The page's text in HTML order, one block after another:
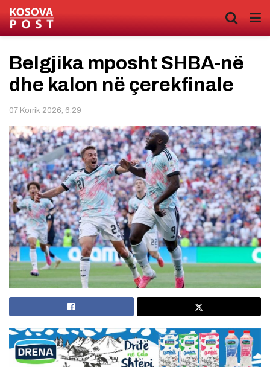
Belgjika mposht SHBA-në
dhe kalon në çerekfinale
07 Korrik 2026, 6:29